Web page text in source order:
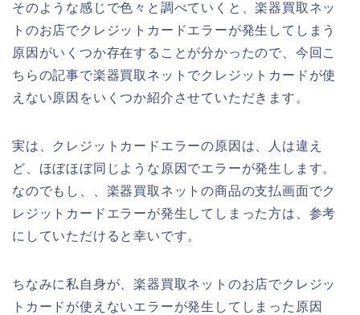
そのような感じで色々と調べていくと、楽器買取ネッ
トのお店でクレジットカードエラーが発生してしまう
原因がいくつか存在することが分かったので、今回こ
ちらの記事で楽器買取ネットでクレジットカードが使
えない原因をいくつか紹介させていただきます。
実は、クレジットカードエラーの原因は、人は違え
ど、ほぼほぼ同じような原因でエラーが発生します。
なのでもし、、楽器買取ネットの商品の支払画面でク
レジットカードエラーが発生してしまった方は、参考
にしていただけると幸いです。
ちなみに私自身が、楽器買取ネットのお店でクレジッ
トカードが使えないエラーが発生してしまった原因